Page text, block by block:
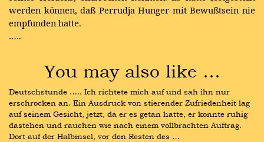
werden können, daß Perrudja Hunger mit Bewußtsein nie
empfunden hatte.
…..
You may also like …
Deutschstunde ….. Ich richtete mich auf und sah ihn nur
erschrocken an. Ein Ausdruck von stierender Zufriedenheit lag
auf seinem Gesicht, jetzt, da er es getan hatte, er konnte ruhig
dastehen und rauchen wie nach einem vollbrachten Auftrag.
Dort auf der Halbinsel, vor den Resten des …